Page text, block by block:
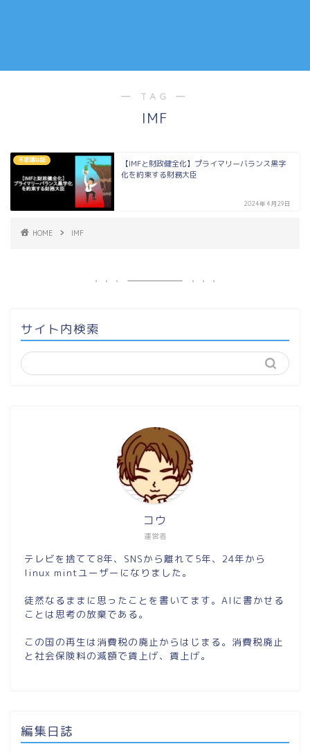
― TAG ―
IMF
不思議な話
【IMFと財政健全化】プライマリーバランス黒字
化を約束する財務大臣
2024年4月29日
HOME IMF
サイト内検索
運営者
コウ
テレビを捨てて8年、SNSから離れて5年、24年から
linux mintユーザーになりました。
徒然なるままに思ったことを書いてます。AIに書かせる
ことは思考の放棄である。
この国の再生は消費税の廃止からはじまる。消費税廃止
と社会保険料の減額で賃上げ、賃上げ。
編集日誌